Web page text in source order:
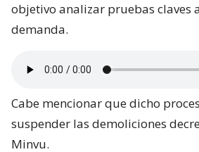
objetivo analizar pruebas claves
demanda.
Cabe mencionar que dicho
suspender las demoliciones
Minvu.